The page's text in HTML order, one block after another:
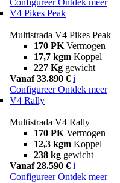
V4 Pikes Peak
Multistrada V4 Pikes Peak
170 PK Vermogen
17,7 kgm Koppel
227 Kg gewicht
Vanaf 33.890 € i
Configureer Ontdek meer
V4 Rally
Multistrada V4 Rally
170 PK Vermogen
12,3 kgm Koppel
238 kg gewicht
Vanaf 28.590 € i
Configureer Ontdek meer